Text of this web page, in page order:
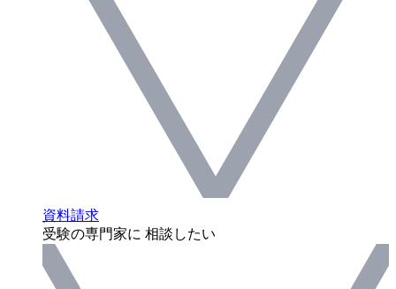
資料請求
受験の専門家に 相談したい